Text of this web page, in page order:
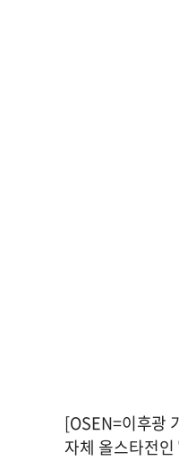
[OSEN=이후광
자체 올스타전